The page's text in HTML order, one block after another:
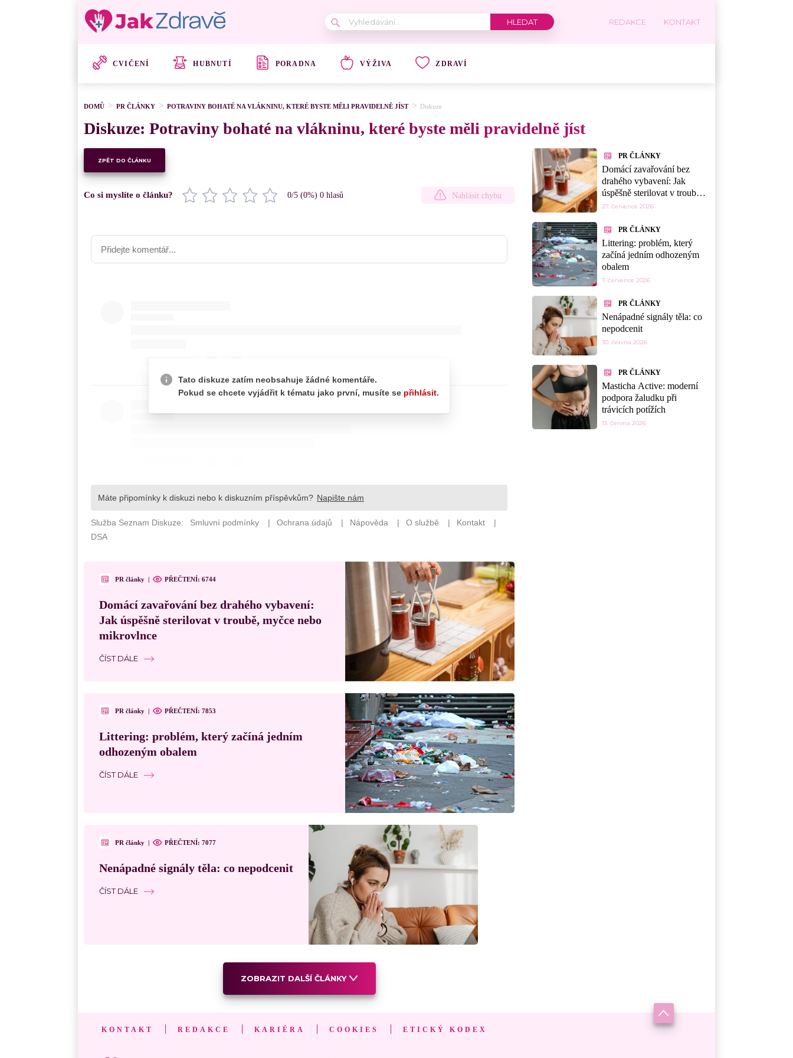
REDAKCE KONTAKT
CVIČENÍ HUBNUTÍ PORADNA VÝŽIVA ZDRAVÍ
DOMŮ PR ČLÁNKY POTRAVINY BOHATÉ NA VLÁKNINU, KTERÉ BYSTE MĚLI PRAVIDELNĚ JÍST Diskuze
Diskuze: Potraviny bohaté na vlákninu, které byste měli pravidelně jíst
ZPĚT DO ČLÁNKU
Co si myslíte o článku? 0/5 (0%) 0 hlasů Nahlásit chybu
PR články | PŘEČTENÍ: 6744
Domácí zavařování bez drahého vybavení:
Jak úspěšně sterilovat v troubě, myčce nebo
mikrovlnce
ČÍST DÁLE
PR články | PŘEČTENÍ: 7853
Littering: problém, který začíná jedním
odhozeným obalem
ČÍST DÁLE
PR články | PŘEČTENÍ: 7077
Nenápadné signály těla: co nepodcenit
ČÍST DÁLE
ZOBRAZIT DALŠÍ ČLÁNKY
PR ČLÁNKY
Domácí zavařování bez
drahého vybavení: Jak
úspěšně sterilovat v troubě,
myčce nebo mikrovlnce
27. července 2026
PR ČLÁNKY
Littering: problém, který
začíná jedním odhozeným
obalem
7. července 2026
PR ČLÁNKY
Nenápadné signály těla: co
nepodcenit
30. června 2026
PR ČLÁNKY
Masticha Active: moderní
podpora žaludku při
trávicích potížích
13. června 2026
KONTAKT REDAKCE KARIÉRA COOKIES ETICKÝ KODEX